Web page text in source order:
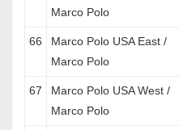
Marco Polo
66
Marco Polo USA East /
Marco Polo
67
Marco Polo USA West /
Marco Polo